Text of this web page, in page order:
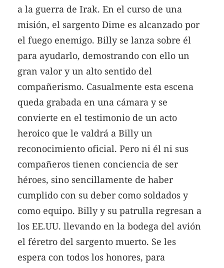
a la guerra de Irak. En el curso de una
misión, el sargento Dime es alcanzado por
el fuego enemigo. Billy se lanza sobre él
para ayudarlo, demostrando con ello un
gran valor y un alto sentido del
compañerismo. Casualmente esta escena
queda grabada en una cámara y se
convierte en el testimonio de un acto
heroico que le valdrá a Billy un
reconocimiento oficial. Pero ni él ni sus
compañeros tienen conciencia de ser
héroes, sino sencillamente de haber
cumplido con su deber como soldados y
como equipo. Billy y su patrulla regresan a
los EE.UU. llevando en la bodega del avión
el féretro del sargento muerto. Se les
espera con todos los honores, para